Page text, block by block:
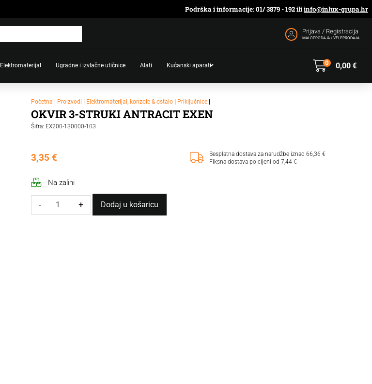
Podrška i informacije: 01/ 3879 - 192 iliinfo@inlux-grupa.hr
Prijava / Registracija
MALOPRODAJA / VELEPRODAJA
Elektromaterijal Ugradne i izvlačne utičnice Alati Kućanski aparati 0,00€
0
Početna | Proizvodi | Elektromaterijal, konzole & ostalo | Priključnice |
OKVIR 3-STRUKI ANTRACIT EXEN
Šifra: EX200-130000-103
3,35€
Besplatna dostava za narudžbe iznad 66,36 €
Fiksna dostava po cijeni od 7,44 €
Na zalihi
- + Dodaj u košaricu